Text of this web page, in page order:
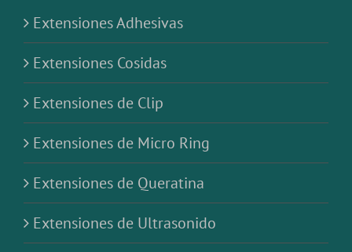
Extensiones Adhesivas
Extensiones Cosidas
Extensiones de Clip
Extensiones de Micro Ring
Extensiones de Queratina
Extensiones de Ultrasonido